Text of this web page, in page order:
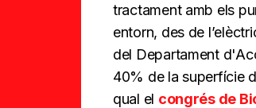
tractament amb els
entorn, des de
del Departament
40% de la superfície
qual el congrés de